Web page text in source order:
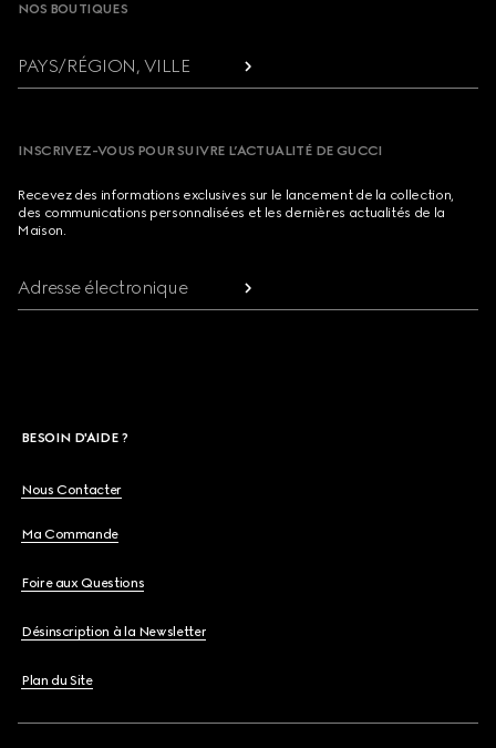
NOS BOUTIQUES
PAYS/RÉGION, VILLE
INSCRIVEZ-VOUS POUR SUIVRE L’ACTUALITÉ DE GUCCI
Recevez des informations exclusives sur le lancement de la collection,
des communications personnalisées et les dernières actualités de la
Maison.
Adresse électronique
BESOIN D'AIDE ?
Nous Contacter
Ma Commande
Foire aux Questions
Désinscription à la Newsletter
Plan du Site